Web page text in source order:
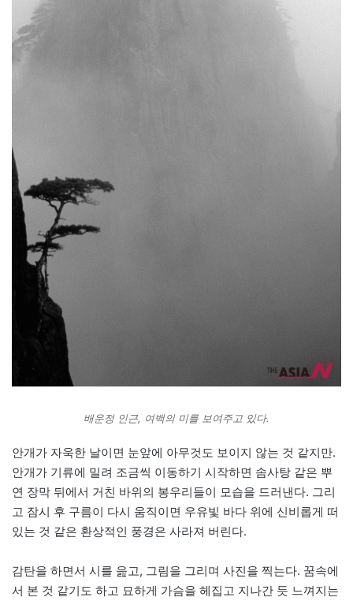
배운정 인근, 여백의 미를 보여주고 있다.
안개가 자욱한 날이면 눈앞에 아무것도 보이지 않는 것 같지만.
안개가 기류에 밀려 조금씩 이동하기 시작하면 솜사탕 같은 뿌
연 장막 뒤에서 거친 바위의 봉우리들이 모습을 드러낸다. 그리
고 잠시 후 구름이 다시 움직이면 우유빛 바다 위에 신비롭게 떠
있는 것 같은 환상적인 풍경은 사라져 버린다.
감탄을 하면서 시를 읊고, 그림을 그리며 사진을 찍는다. 꿈속에
서 본 것 같기도 하고 묘하게 가슴을 헤집고 지나간 듯 느껴지는